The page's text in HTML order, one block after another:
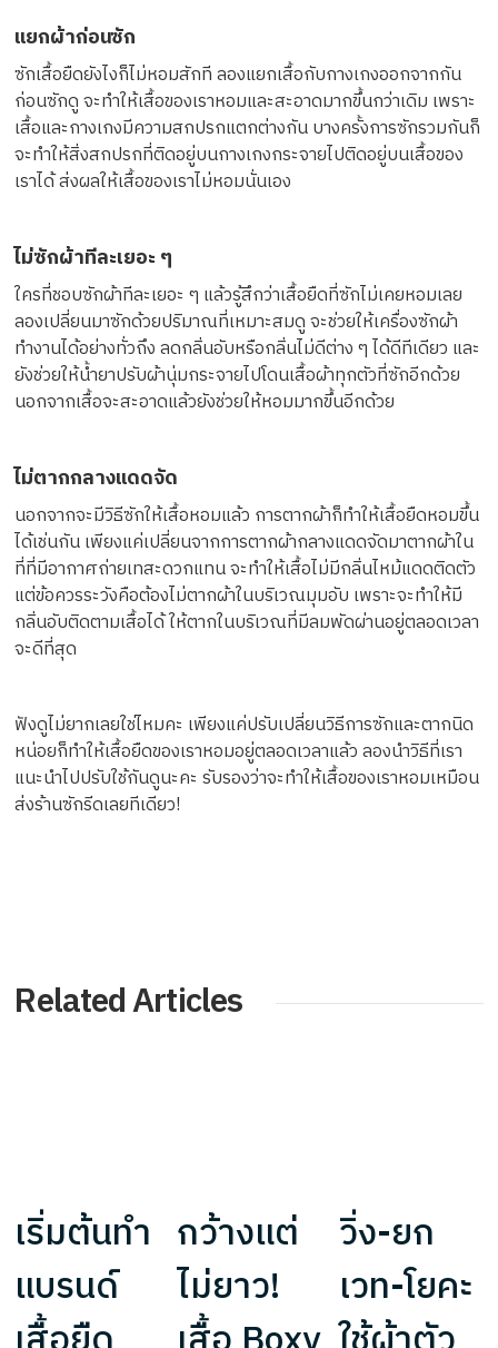
แยกผ้าก่อนซัก
ซักเสื้อยืดยังไงก็ไม่หอมสักที ลองแยกเสื้อกับกางเกงออกจากกัน
ก่อนซักดู จะทำให้เสื้อของเราหอมและสะอาดมากขึ้นกว่าเดิม เพราะ
เสื้อและกางเกงมีความสกปรกแตกต่างกัน บางครั้งการซักรวมกันก็
จะทำให้สิ่งสกปรกที่ติดอยู่บนกางเกงกระจายไปติดอยู่บนเสื้อของ
เราได้ ส่งผลให้เสื้อของเราไม่หอมนั่นเอง
ไม่ซักผ้าทีละเยอะ ๆ
ใครที่ชอบซักผ้าทีละเยอะ ๆ แล้วรู้สึกว่าเสื้อยืดที่ซักไม่เคยหอมเลย
ลองเปลี่ยนมาซักด้วยปริมาณที่เหมาะสมดู จะช่วยให้เครื่องซักผ้า
ทำงานได้อย่างทั่วถึง ลดกลิ่นอับหรือกลิ่นไม่ดีต่าง ๆ ได้ดีทีเดียว และ
ยังช่วยให้น้ำยาปรับผ้านุ่มกระจายไปโดนเสื้อผ้าทุกตัวที่ซักอีกด้วย
นอกจากเสื้อจะสะอาดแล้วยังช่วยให้หอมมากขึ้นอีกด้วย
ไม่ตากกลางแดดจัด
นอกจากจะมีวิธีซักให้เสื้อหอมแล้ว การตากผ้าก็ทำให้เสื้อยืดหอมขึ้น
ได้เช่นกัน เพียงแค่เปลี่ยนจากการตากผ้ากลางแดดจัดมาตากผ้าใน
ที่ที่มีอากาศถ่ายเทสะดวกแทน จะทำให้เสื้อไม่มีกลิ่นไหม้แดดติดตัว
แต่ข้อควรระวังคือต้องไม่ตากผ้าในบริเวณมุมอับ เพราะจะทำให้มี
กลิ่นอับติดตามเสื้อได้ ให้ตากในบริเวณที่มีลมพัดผ่านอยู่ตลอดเวลา
จะดีที่สุด
ฟังดูไม่ยากเลยใช่ไหมคะ เพียงแค่ปรับเปลี่ยนวิธีการซักและตากนิด
หน่อยก็ทำให้เสื้อยืดของเราหอมอยู่ตลอดเวลาแล้ว ลองนำวิธีที่เรา
แนะนำไปปรับใช้กันดูนะคะ รับรองว่าจะทำให้เสื้อของเราหอมเหมือน
ส่งร้านซักรีดเลยทีเดียว!
Related Articles
เริ่มต้นทำ
แบรนด์
กว้างแต่
ไม่ยาว!
วิ่ง-ยก
เวท-โยคะ